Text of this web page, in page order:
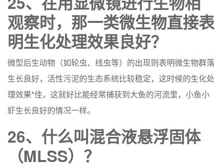
观察时，那一类微生物直接表
明生化处理效果良好？
微型后生动物（如轮虫、线虫等）的出现则表明微生物群落
生长良好，活性污泥的生态系统比较稳定，这时候的生化处
理效果*佳，这就好比能经常捕获到大鱼的河流里，小鱼小
虾生长良好的情况一样。
26、什么叫混合液悬浮固体
（MLSS）？